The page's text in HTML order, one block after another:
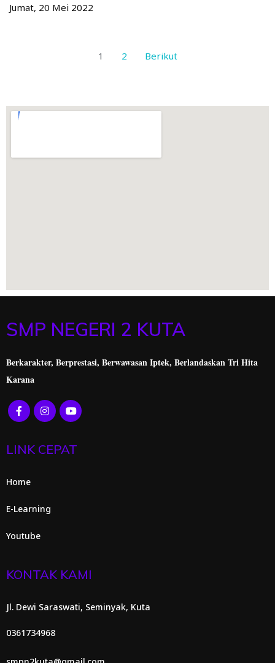
Jumat, 20 Mei 2022
1 2 Berikut
SMP NEGERI 2 KUTA
Berkarakter, Berprestasi, Berwawasan Iptek, Berlandaskan Tri Hita
Karana
LINK CEPAT
Home
E-Learning
Youtube
KONTAK KAMI
Jl. Dewi Saraswati, Seminyak, Kuta
0361734968